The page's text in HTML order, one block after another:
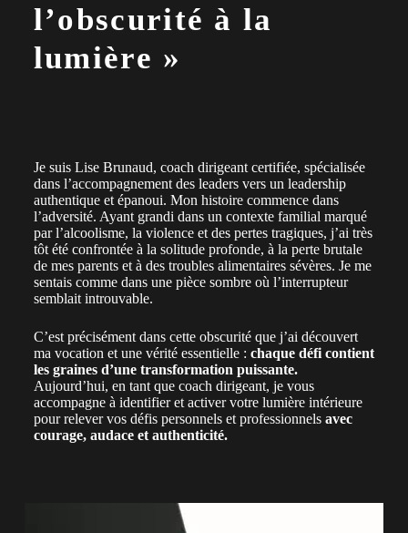
l’obscurité à la
lumière »
Je suis Lise Brunaud, coach dirigeant certifiée, spécialisée
dans l’accompagnement des leaders vers un leadership
authentique et épanoui. Mon histoire commence dans
l’adversité. Ayant grandi dans un contexte familial marqué
par l’alcoolisme, la violence et des pertes tragiques, j’ai très
tôt été confrontée à la solitude profonde, à la perte brutale
de mes parents et à des troubles alimentaires sévères. Je me
sentais comme dans une pièce sombre où l’interrupteur
semblait introuvable.
C’est précisément dans cette obscurité que j’ai découvert
ma vocation et une vérité essentielle : chaque défi contient
les graines d’une transformation puissante.
Aujourd’hui, en tant que coach dirigeant, je vous
accompagne à identifier et activer votre lumière intérieure
pour relever vos défis personnels et professionnels avec
courage, audace et authenticité.